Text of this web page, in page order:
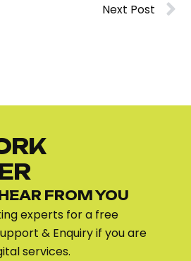
Next Post
FROM YOU
experts for a free
& Enquiry if you are
services.